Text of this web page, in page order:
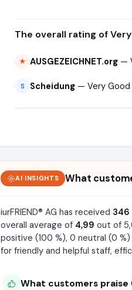
The overall rating of
★ AUSGEZEICHNET.org —
S Scheidung — Very Good
AI INSIGHTS What
iurFRIEND® AG has received 346
overall average of 4,99 out of
positive (100 %), 0 neutral (0
for friendly and helpful staff,
What customers praise